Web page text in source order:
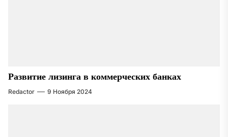
Развитие лизинга в коммерческих банках
Redactor 9 Ноября 2024